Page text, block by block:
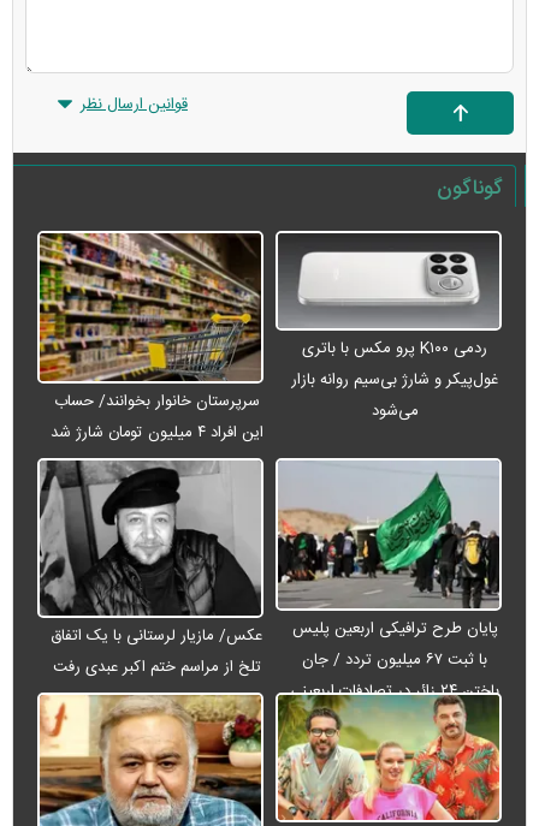
قوانین ارسال نظر
گوناگون
ردمی K۱۰۰ پرو مکس با باتری
غول‌پیکر و شارژ بی‌سیم روانه بازار
می‌شود
سرپرستان خانوار بخوانند/ حساب
این افراد ۴ میلیون تومان شارژ شد
پایان طرح ترافیکی اربعین پلیس
با ثبت ۶۷ میلیون تردد / جان
باختن ۲۴ زائر در تصادفات اربعینی
عکس/ مازیار لرستانی با یک اتفاق
تلخ از مراسم ختم اکبر عبدی رفت